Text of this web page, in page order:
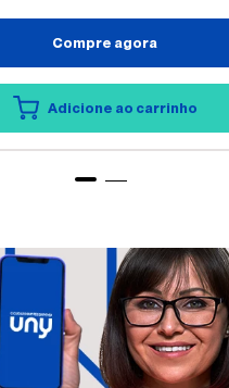
Compre agora
Adicione ao carrinho